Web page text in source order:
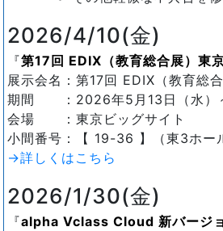
2026/4/10(金)
第17回 EDIX（教育総合展）東
展示会名：第17回 EDIX（教育総
期間 ：2026年5月13日（水）～
会場 ：東京ビッグサイト
小間番号：【 19-36 】（東3ホー
→詳しくはこちら
2026/1/30(金)
alpha Vclass Cloud 新バージ